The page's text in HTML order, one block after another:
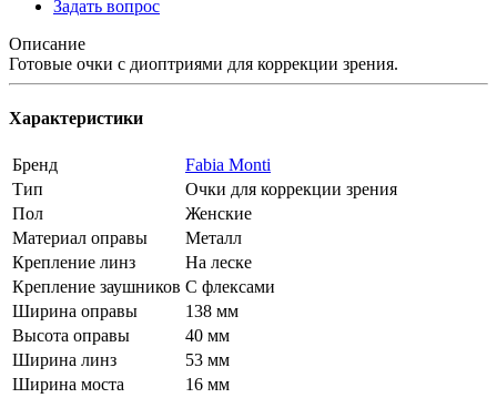
Задать вопрос
Описание
Готовые очки с диоптриями для коррекции зрения.
Характеристики
Бренд
Fabia Monti
Тип
Очки для коррекции зрения
Пол
Женские
Материал оправы
Металл
Крепление линз
На леске
Крепление заушников С флексами
Ширина оправы
138 мм
Высота оправы
40 мм
Ширина линз
53 мм
Ширина моста
16 мм